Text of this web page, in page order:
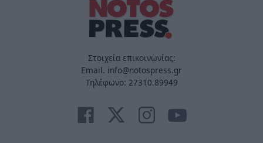
Στοιχεία επικοινωνίας:
Email. info@notospress.gr
Τηλέφωνο: 27310.89949